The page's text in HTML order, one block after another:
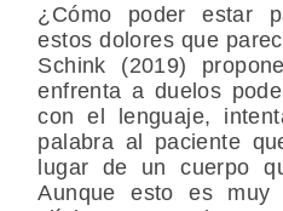
¿Cómo poder estar
estos dolores que
Schink (2019)
enfrenta a duelos
con el lenguaje,
palabra al paciente
lugar de un cuerpo
Aunque esto es